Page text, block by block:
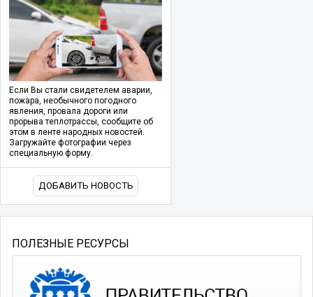
Если Вы стали свидетелем аварии,
пожара, необычного погодного
явления, провала дороги или
прорыва теплотрассы, сообщите об
этом в ленте народных новостей.
Загружайте фотографии через
специальную форму.
ДОБАВИТЬ НОВОСТЬ
ПОЛЕЗНЫЕ РЕСУРСЫ